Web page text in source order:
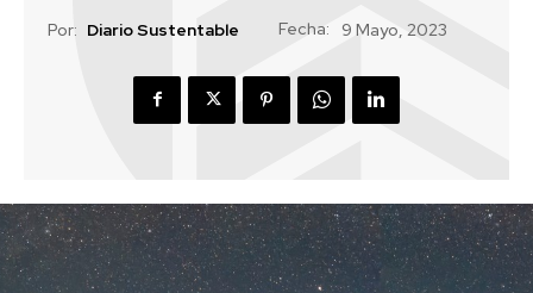
Por: Diario Sustentable Fecha: 9 Mayo, 2023